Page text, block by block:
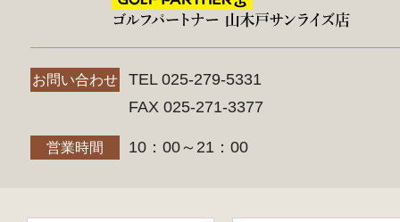
お問い合わせ
TEL 025-279-5331
FAX 025-271-3377
営業時間 10：00～21：00